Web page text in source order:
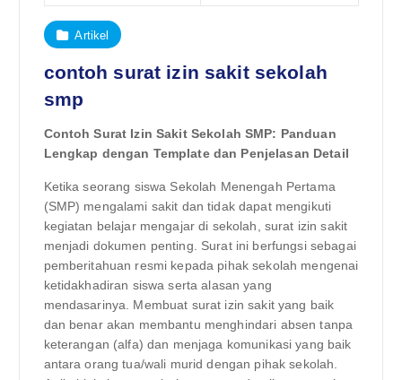
Artikel
contoh surat izin sakit sekolah
smp
Contoh Surat Izin Sakit Sekolah SMP: Panduan
Lengkap dengan Template dan Penjelasan Detail
Ketika seorang siswa Sekolah Menengah Pertama
(SMP) mengalami sakit dan tidak dapat mengikuti
kegiatan belajar mengajar di sekolah, surat izin sakit
menjadi dokumen penting. Surat ini berfungsi sebagai
pemberitahuan resmi kepada pihak sekolah mengenai
ketidakhadiran siswa serta alasan yang
mendasarinya. Membuat surat izin sakit yang baik
dan benar akan membantu menghindari absen tanpa
keterangan (alfa) dan menjaga komunikasi yang baik
antara orang tua/wali murid dengan pihak sekolah.